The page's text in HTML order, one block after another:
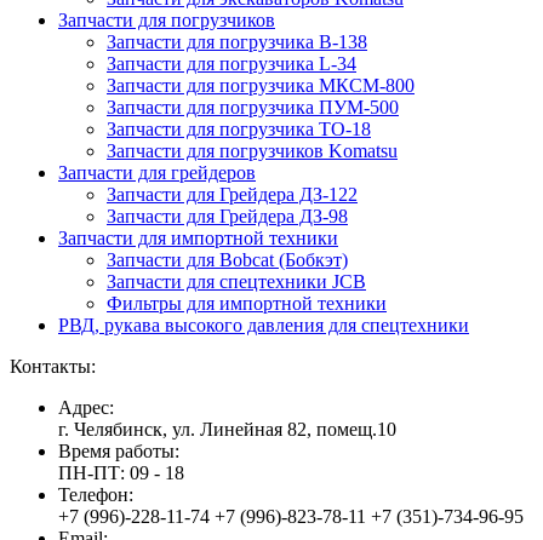
Запчасти для погрузчиков
Запчасти для погрузчика B-138
Запчасти для погрузчика L-34
Запчасти для погрузчика МКСМ-800
Запчасти для погрузчика ПУМ-500
Запчасти для погрузчика ТО-18
Запчасти для погрузчиков Komatsu
Запчасти для грейдеров
Запчасти для Грейдера ДЗ-122
Запчасти для Грейдера ДЗ-98
Запчасти для импортной техники
Запчасти для Bobcat (Бобкэт)
Запчасти для спецтехники JCB
Фильтры для импортной техники
РВД, рукава высокого давления для спецтехники
Контакты:
Адрес:
г. Челябинск, ул. Линейная 82, помещ.10
Время работы:
ПН-ПТ: 09 - 18
Телефон:
+7 (996)-228-11-74 +7 (996)-823-78-11 +7 (351)-734-96-95